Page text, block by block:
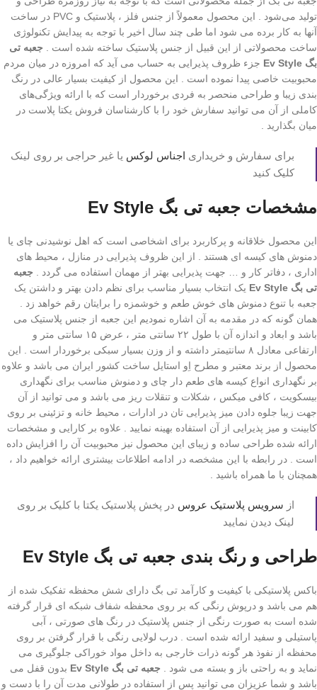
تولید می‌شود ‌. این محصول معمولاً از جنس فلز ، پلاستیک و PVC در ساخت
آنها به کار برده می شود اما طی چند سال اخیر با توجه به پیدایش تکنولوژی
ساخت محصولاتی از این قبیل از جنس پلاستیک ساخته شده است . جعبه تی
بگ Ev Style
جزء ظروف پذیرایی به حساب می ‌آید که امروزه در میان مردم
محبوبیت خاصی پیدا نموده است . این محصول از کیفیت بسیار عالی در رنگ
بندی زیبا و طراحی منحصر به فردی برخوردار است که با ارائه ویژگی‌های
کاملی از آن می توانید سفارش خود را با کارشناسان فروش یکتا پلاست در
میان بگذارید .
برای سفارش و خریداری اجناس لوکس یا غیر حراجی بر روی لینک
کلیک کنید
مشخصات جعبه تی بگ Ev Style
این محصول خلاقانه و پرکاربرد برای اشخاصی است که اهل نوشیدنی چای یا
دمنوش های کیسه ای هستند . از این ظروف پذیرایی در منازل ، محیط های
اداری ، دفاتر کار و … جهت پذیرایی بهتر از مهمان استفاده می گردد . جعبه
تی بگ Ev Style
یک انتخاب بسیار مناسب برای نظم دادن بهتر و داشتن یک
جعبه با تنوع دمنوش های خوش طعم و خوشمزه را برایتان رقم خواهد زد .
همان گونه که در مقدمه به آن اشاره نمودیم این جعبه از جنس پلاستیک می
باشد و ابعاد و اندازه آن با طول ۲۲ سانتی متر ، عرض ۱۵ سانتی متر و
ارتفاعی معادل ۸ سانتیمتر داشته و از وزن بسیار سبکی برخوردار است . این
محصول از برند معتبر و مطرح اِو استایل ساخت کشور ایران می باشد و علاوه
بر نگهداری انواع کیسه های طعم دار چای و دمنوش مناسب برای نگهداری
بیسکویت ، کافی میکس ، شکلات و تنقلات ریز می باشد و می توانید از آن
جهت زیبا جلوه دادن میز پذیرایی تان در ادارات ، محیط خانه و تزئینی بر روی
کابینت و میز پذیرایی از آن استفاده بهینه نمایید . علاوه بر کارایی و مشخصات
ارائه شده طراحی ساده و زیبای این محصول نیز محبوبیت آن را افزایش داده
است . در رابطه با این مشخصه در ادامه اطلاعات بیشتری ارائه خواهیم داد ،
همچنان با ما همراه باشید .
از سرویس پلاستیک عروس در پخش پلاستیک یکتا با کلیک بر روی
لینک دیدن نمایید
طراحی و رنگ بندی جعبه تی بگ Ev Style
‏باکس پلاستیکی با کیفیت و کارآمد تی بگ دارای شش محفظه تفکیک شده از
هم می باشد و درپوش رنگی که بر روی محفظه شفاف شبکه ای قرار گرفته
شده است به صورت رنگی از جنس پلاستیک در رنگ های صورتی ، آبی
پاستیلی و سفید ارائه شده است . درب لولایی رنگی با قرار گرفتن بر روی
محفظه از نفوذ هر گونه ذرات خارجی به داخل مواد خوراکی جلوگیری می‌
نماید و به راحتی باز و بسته می شود . جعبه تی بگ Ev Style
بدون قفل می
باشد و شما عزیزان می توانید پس از استفاده در طولانی مدت آن را با دست و